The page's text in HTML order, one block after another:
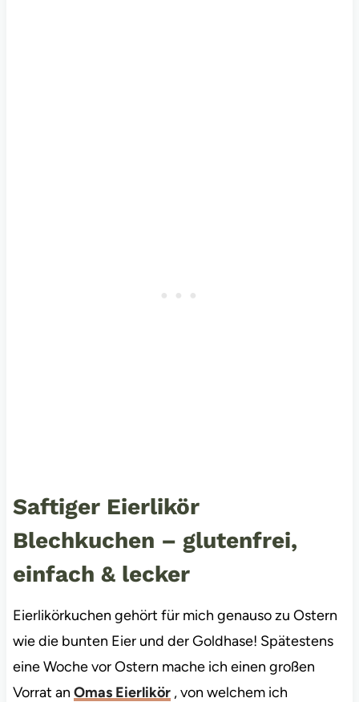
Saftiger Eierlikör
Blechkuchen – glutenfrei,
einfach & lecker
Eierlikörkuchen gehört für mich genauso zu Ostern
wie die bunten Eier und der Goldhase! Spätestens
eine Woche vor Ostern mache ich einen großen
Vorrat an Omas Eierlikör, von welchem ich